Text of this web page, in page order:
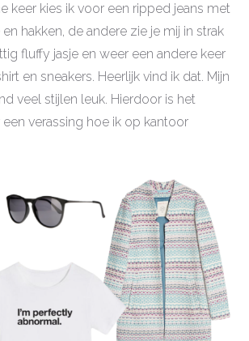
keer kies ik voor een ripped jeans met
hakken, de andere zie je mij in strak
fluffy jasje en weer een andere keer
en sneakers. Heerlijk vind ik dat. Mijn
veel stijlen leuk. Hierdoor is het
verassing hoe ik op kantoor